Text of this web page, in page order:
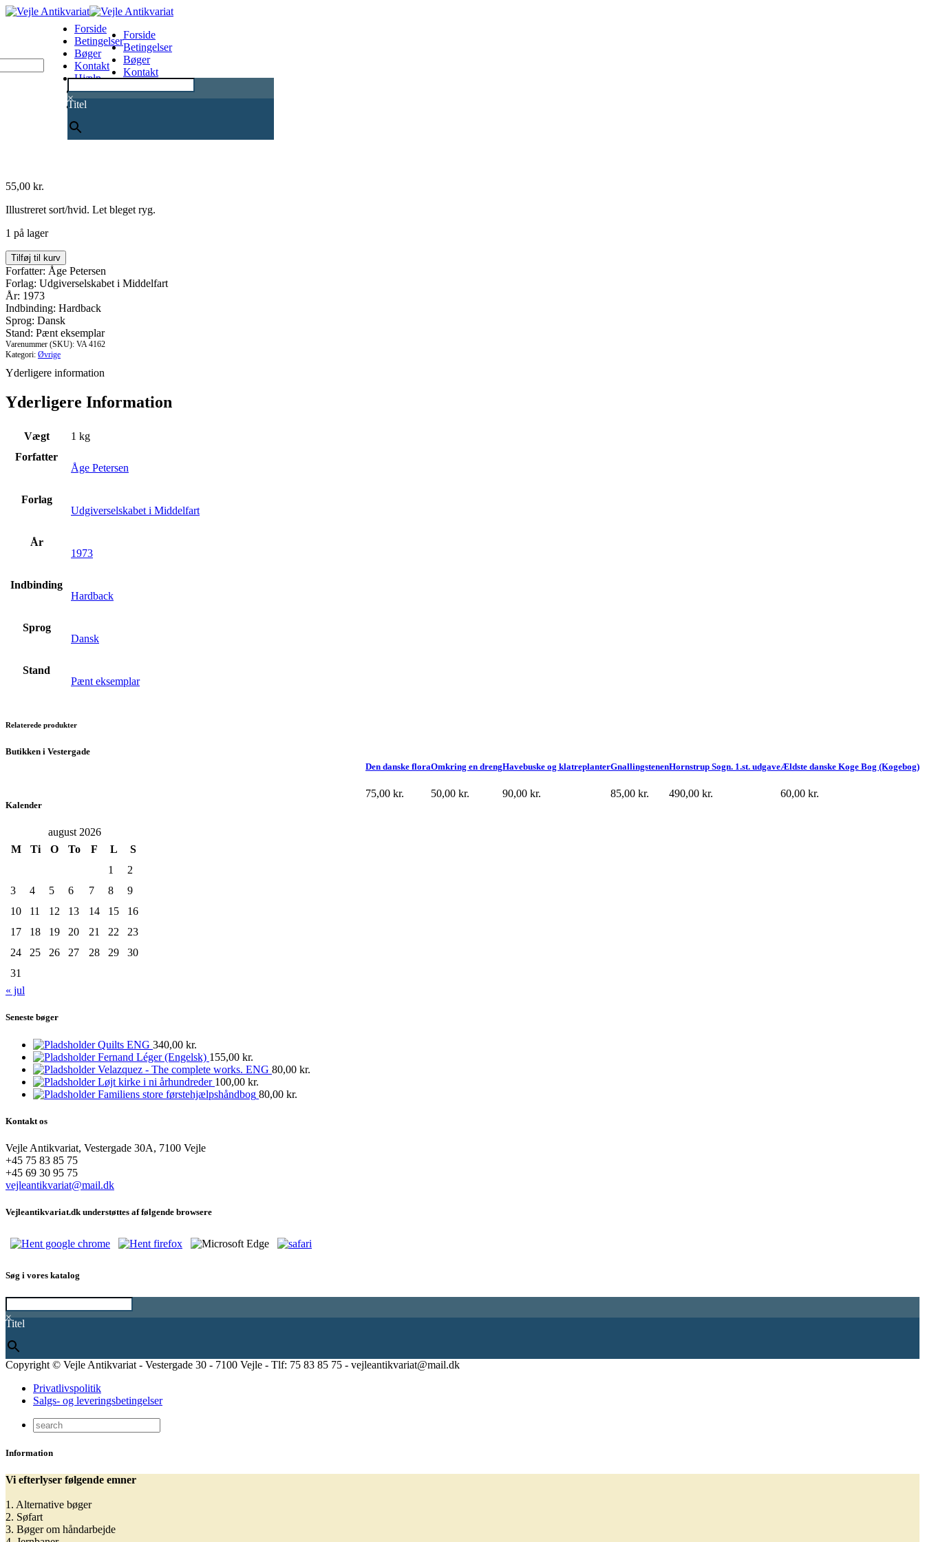
×
Titel
Forside
Betingelser
Bøger
Kontakt
Hjælp
0
Forside
Betingelser
Bøger
Kontakt
55,00 kr.
Illustreret sort/hvid. Let bleget ryg.
1 på lager
Med
venlig
hilsen
fra
tredivernes
Middelfart
antal
Tilføj til kurv
Forfatter: Åge Petersen
Forlag: Udgiverselskabet i Middelfart
År: 1973
Indbinding: Hardback
Sprog: Dansk
Stand: Pænt eksemplar
Varenummer (SKU): VA 4162
Kategori: Øvrige
Yderligere information
Yderligere Information
Vægt
1 kg
Forfatter
Åge Petersen
Forlag
Udgiverselskabet i Middelfart
År
1973
Indbinding
Hardback
Sprog
Dansk
Stand
Pænt eksemplar
Relaterede produkter
Ældste danske Koge Bog (Kogebog)
60,00 kr.
Hornstrup Sogn. 1.st. udgave
490,00 kr.
Gnallingstenen
85,00 kr.
Havebuske og klatreplanter
90,00 kr.
Omkring en dreng
50,00 kr.
Den danske flora
75,00 kr.
Butikken i Vestergade
Kalender
august 2026
M
Ti O To F L
S
1
2
3
4 5 6 7 8
9
10
11 12 13 14 15
16
17
18 19 20 21 22
23
24
25 26 27 28 29
30
31
« jul
Seneste bøger
Quilts ENG 340,00 kr.
Fernand Léger (Engelsk) 155,00 kr.
Velazquez - The complete works. ENG 80,00 kr.
Løjt kirke i ni århundreder 100,00 kr.
Familiens store førstehjælpshåndbog 80,00 kr.
Kontakt os
Vejle Antikvariat, Vestergade 30A, 7100 Vejle
+45 75 83 85 75
+45 69 30 95 75
vejleantikvariat@mail.dk
Vejleantikvariat.dk understøttes af følgende browsere
Søg i vores katalog
×
Titel
Copyright © Vejle Antikvariat - Vestergade 30 - 7100 Vejle - Tlf: 75 83 85 75 - vejleantikvariat@mail.dk
Privatlivspolitik
Salgs- og leveringsbetingelser
Information
Vi efterlyser følgende emner
1. Alternative bøger
2. Søfart
3. Bøger om håndarbejde